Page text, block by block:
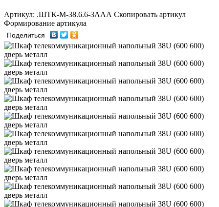
Артикул: .ШТК-М-38.6.6-3ААА Скопировать артикул
Формирование артикула
Поделиться